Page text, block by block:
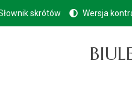
skrótów Wersja